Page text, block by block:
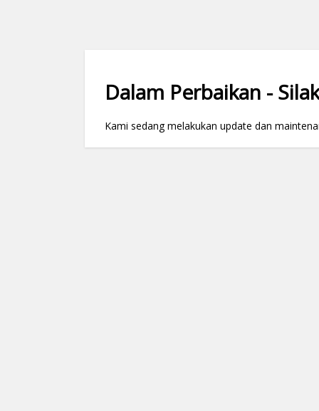
Dalam Perbaikan -
Kami sedang melakukan update dan